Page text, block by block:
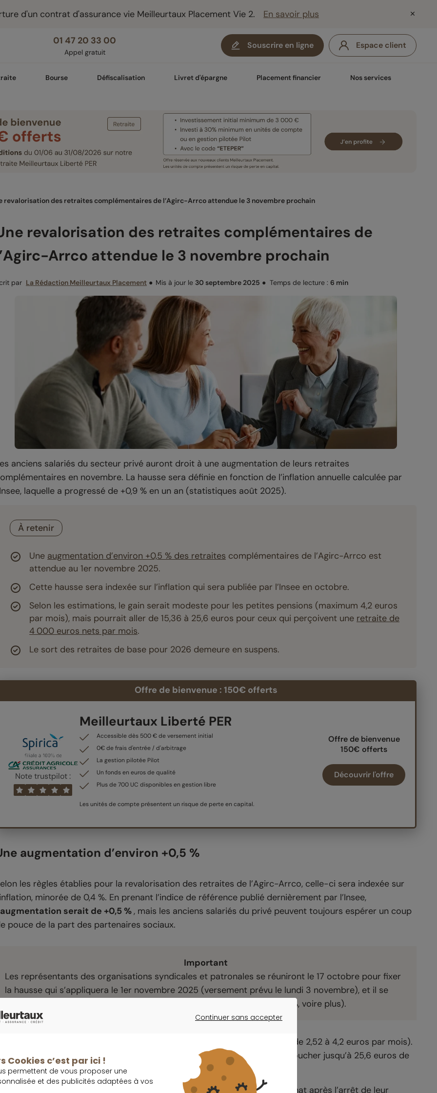
d'un contrat d'assurance vie Meilleurtaux Placement Vie 2. En savoir plus
01 47 20 33 00
Appel gratuit
Souscrire en ligne Espace client
Bourse Défiscalisation Livret d'épargne Placement financier Nos services
revalorisation des retraites complémentaires de l’Agirc-Arrco attendue le 3 novembre prochain
revalorisation des retraites complémentaires de
Arrco attendue le 3 novembre prochain
par La Rédaction Meilleurtaux Placement ● Mis à jour le 30 septembre 2025 ● Temps de lecture : 6 min
anciens salariés du secteur privé auront droit à une augmentation de leurs retraites
en novembre. La hausse sera définie en fonction de l’inflation annuelle calculée par
laquelle a progressé de +0,9 % en un an (statistiques août 2025).
À retenir
Une augmentation d’environ +0,5 % des retraites complémentaires de l’Agirc-Arrco est
attendue au 1er novembre 2025.
Cette hausse sera indexée sur l’inflation qui sera publiée par l’Insee en octobre.
Selon les estimations, le gain serait modeste pour les petites pensions (maximum 4,2 euros
par mois), mais pourrait aller de 15,36 à 25,6 euros pour ceux qui perçoivent une retraite de
4 000 euros nets par mois.
Le sort des retraites de base pour 2026 demeure en suspens.
Offre de bienvenue : 150€ offerts
Note trustpilot :
Meilleurtaux Liberté PER
Accessible dès 500 € de versement initial
0€ de frais d'entrée / d'arbitrage
La gestion pilotée Pilot
Un fonds en euros de qualité
Plus de 700 UC disponibles en gestion libre
Les unités de compte présentent un risque de perte en capital.
Offre de bienvenue
150€ offerts
Découvrir l'offre
augmentation d’environ +0,5 %
les règles établies pour la revalorisation des retraites de l’Agirc-Arrco, celle-ci sera indexée sur
minorée de 0,4 %. En prenant l’indice de référence publié dernièrement par l’Insee,
serait de +0,5 % , mais les anciens salariés du privé peuvent toujours espérer un coup
pouce de la part des partenaires sociaux.
Important
Les représentants des organisations syndicales et patronales se réuniront le 17 octobre pour fixer
la hausse qui s’appliquera le 1er novembre 2025 (versement prévu le lundi 3 novembre), et il se
pourrait que celle-ci soit légèrement supérieure au seuil minimum (0,6 %, voire plus).
Le gain sera ainsi modeste pour ceux qui perçoivent de petites pensions (de 2,52 à 4,2 euros par mois).
En revanche, les retraités à hauts revenus (4 000 euros nets) pourraient toucher jusqu’à 25,6 euros de
par mois.
À titre de rappel, pour les actifs qui souhaitent maintenir leur pouvoir d’achat après l’arrêt de leur
Continuer sans accepter
Cookies c’est par ici !
permettent de vous proposer une
et des publicités adaptées à vos